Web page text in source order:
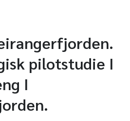
pilotstudie I
I